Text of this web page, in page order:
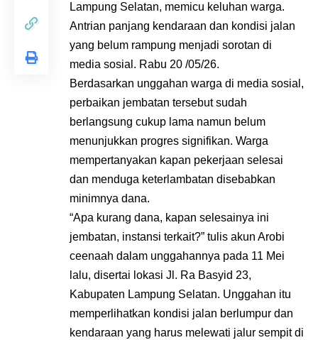
Lampung Selatan, memicu keluhan warga.
Antrian panjang kendaraan dan kondisi jalan
yang belum rampung menjadi sorotan di
media sosial. Rabu 20 /05/26.
Berdasarkan unggahan warga di media sosial,
perbaikan jembatan tersebut sudah
berlangsung cukup lama namun belum
menunjukkan progres signifikan. Warga
mempertanyakan kapan pekerjaan selesai
dan menduga keterlambatan disebabkan
minimnya dana.
“Apa kurang dana, kapan selesainya ini
jembatan, instansi terkait?” tulis akun Arobi
ceenaah dalam unggahannya pada 11 Mei
lalu, disertai lokasi Jl. Ra Basyid 23,
Kabupaten Lampung Selatan. Unggahan itu
memperlihatkan kondisi jalan berlumpur dan
kendaraan yang harus melewati jalur sempit di